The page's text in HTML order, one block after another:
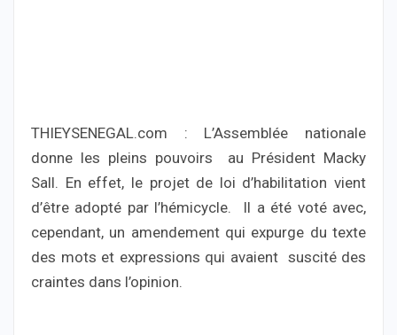
THIEYSENEGAL.com : L’Assemblée nationale
donne les pleins pouvoirs au Président Macky
Sall. En effet, le projet de loi d’habilitation vient
d’être adopté par l’hémicycle. Il a été voté avec,
cependant, un amendement qui expurge du texte
des mots et expressions qui avaient suscité des
craintes dans l’opinion.